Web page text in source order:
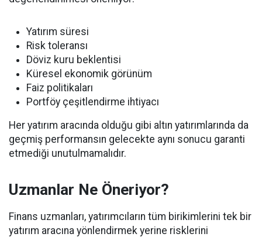
Yatırım süresi
Risk toleransı
Döviz kuru beklentisi
Küresel ekonomik görünüm
Faiz politikaları
Portföy çeşitlendirme ihtiyacı
Her yatırım aracında olduğu gibi altın yatırımlarında da
geçmiş performansın gelecekte aynı sonucu garanti
etmediği unutulmamalıdır.
Uzmanlar Ne Öneriyor?
Finans uzmanları, yatırımcıların tüm birikimlerini tek bir
yatırım aracına yönlendirmek yerine risklerini